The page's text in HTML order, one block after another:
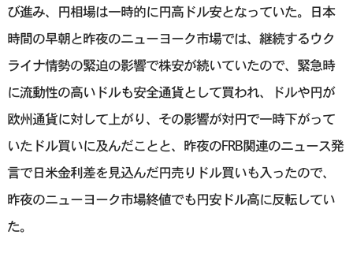
び進み、円相場は一時的に円高ドル安となっていた。日本
時間の早朝と昨夜のニューヨーク市場では、継続するウク
ライナ情勢の緊迫の影響で株安が続いていたので、緊急時
に流動性の高いドルも安全通貨として買われ、ドルや円が
欧州通貨に対して上がり、その影響が対円で一時下がって
いたドル買いに及んだことと、昨夜のFRB関連のニュース発
言で日米金利差を見込んだ円売りドル買いも入ったので、
昨夜のニューヨーク市場終値でも円安ドル高に反転してい
た。